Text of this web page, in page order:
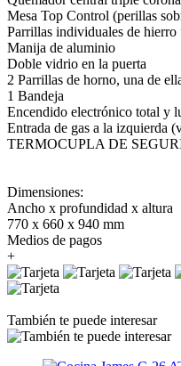
Mesa Top Control (perillas
Parrillas individuales de
Manija de aluminio
Doble vidrio en la puerta
2 Parrillas de horno, una de
1 Bandeja
Encendido electrónico total y
Entrada de gas a la izquierda
TERMOCUPLA DE
Dimensiones:
Ancho x profundidad x altura
770 x 660 x 940 mm
Medios de pagos
+
También te puede interesar